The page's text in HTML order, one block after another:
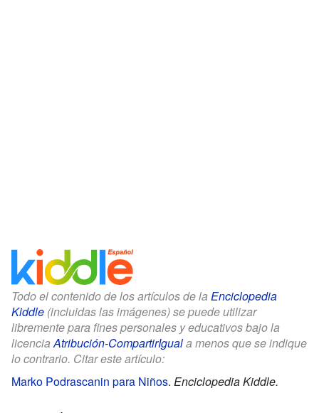
Todo el contenido de los artículos de la Enciclopedia
Kiddle (incluidas las imágenes) se puede utilizar
libremente para fines personales y educativos bajo la
licenciaAtribución-CompartirIguala menos que se indique
lo contrario. Citar este artículo:
Marko Podrascanin para Niños. Enciclopedia Kiddle.